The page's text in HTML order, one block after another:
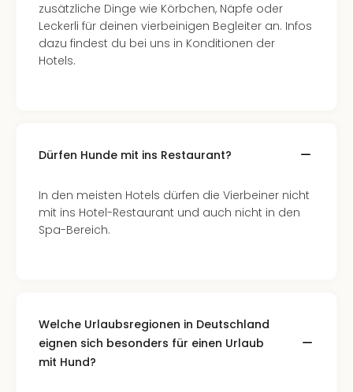
zusätzliche Dinge wie Körbchen, Näpfe oder
Leckerli für deinen vierbeinigen Begleiter an. Infos
dazu findest du bei uns in Konditionen der
Hotels.
Dürfen Hunde mit ins Restaurant?
In den meisten Hotels dürfen die Vierbeiner nicht
mit ins Hotel-Restaurant und auch nicht in den
Spa-Bereich.
Welche Urlaubsregionen in Deutschland
eignen sich besonders für einen Urlaub
mit Hund?